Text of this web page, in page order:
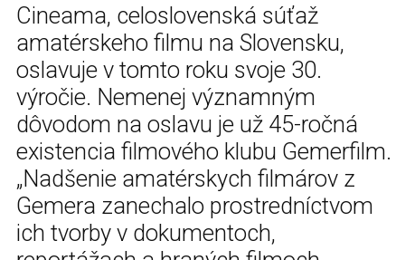
Cineama, celoslovenská súťaž
amatérskeho filmu na Slovensku,
oslavuje v tomto roku svoje 30.
výročie. Nemenej významným
dôvodom na oslavu je už 45-ročná
existencia filmového klubu Gemerfilm.
„Nadšenie amatérskych filmárov z
Gemera zanechalo prostredníctvom
ich tvorby v dokumentoch,